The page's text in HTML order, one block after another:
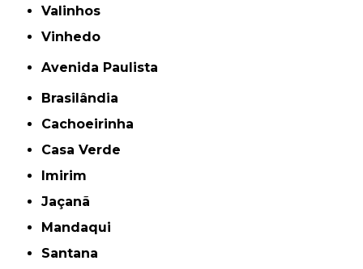
Valinhos
Vinhedo
Avenida Paulista
Brasilândia
Cachoeirinha
Casa Verde
Imirim
Jaçanã
Mandaqui
Santana